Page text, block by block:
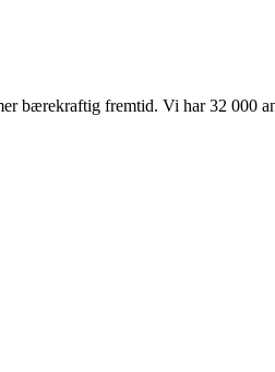
bærekraftig fremtid. Vi har 32 000